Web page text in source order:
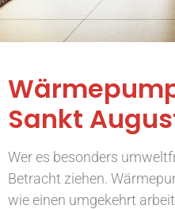
Sankt
Wer es besonders
Betracht ziehen.
wie einen umgekehrt